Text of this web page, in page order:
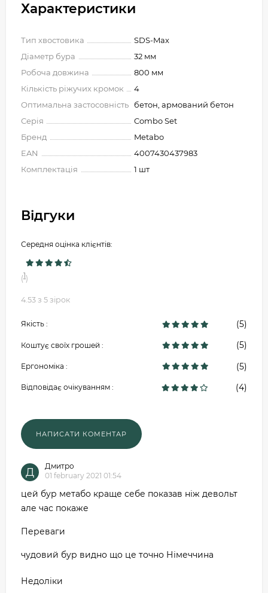
Характеристики
Тип хвостовика
SDS-Max
Діаметр бура
32 мм
Робоча довжина
800 мм
Кількість ріжучих кромок
4
Оптимальна застосовність
бетон, армований бетон
Серія
Combo Set
Бренд
Metabo
EAN
4007430437983
Комплектація
1 шт
Відгуки
Середня оцінка клієнтів:
(1)
4.53 з 5 зірок
Якість : (5)
Коштує своїх грошей : (5)
Ергономіка : (5)
Відповідає очікуванням : (4)
Д
Дмитро
01 february 2021 01:54
цей бур метабо краще себе показав ніж девольт
але час покаже
Переваги
чудовий бур видно що це точно Німеччина
Недоліки